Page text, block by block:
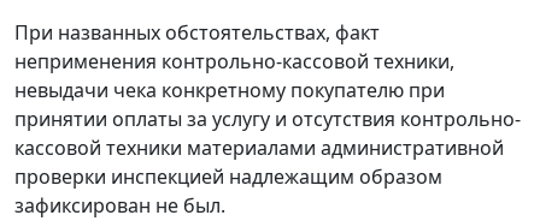
При названных обстоятельствах, факт
неприменения контрольно-кассовой техники,
невыдачи чека конкретному покупателю при
принятии оплаты за услугу и отсутствия контрольно-
кассовой техники материалами административной
проверки инспекцией надлежащим образом
зафиксирован не был.